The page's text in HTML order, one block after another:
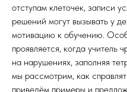
отступам клеточек, записи
решений могут вызывать у
мотивацию к обучению.
проявляется, когда учитель
на нарушениях, заполняя
мы рассмотрим, как
приведём примеры и